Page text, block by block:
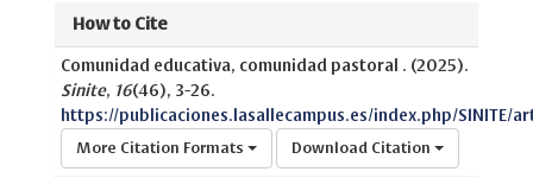
How to Cite
Comunidad educativa, comunidad pastoral . (2025).
Sinite, 16(46), 3-26.
https://publicaciones.lasallecampus.es/index.php/SINITE/
More Citation Formats Download Citation